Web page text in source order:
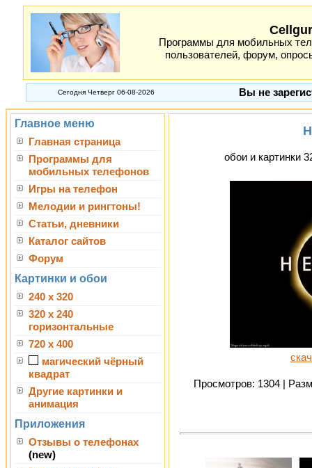
Программы для мобильных
пользователей, форум,
Сегодня Четверг 06-08-2026 Вы не
Главное меню
Главная страница
Программы для
мобильных телефонов
Игры на телефон
Мелодии и рингтоны!
Статьи, дневники
Каталог сайтов
Форум
Картинки и обои
240 x 320
320 x 240
горизонтальные
720 x 400
магический чёрный
квадрат
Другие картинки и
анимация
Приложения
Отзывы о телефонах
(new)
обои и картинки
Просмотров: 1304 |